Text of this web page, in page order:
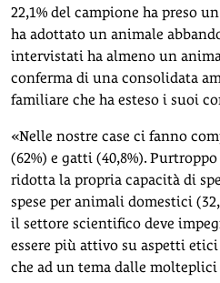
22,1% del campione ha preso
ha adottato un animale
intervistati ha almeno un
conferma di una consolidata
familiare che ha esteso i suoi
«Nelle nostre case ci fanno
(62%) e gatti (40,8%).
ridotta la propria capacità di
spese per animali domestici
il settore scientifico deve
essere più attivo su aspetti
che ad un tema dalle